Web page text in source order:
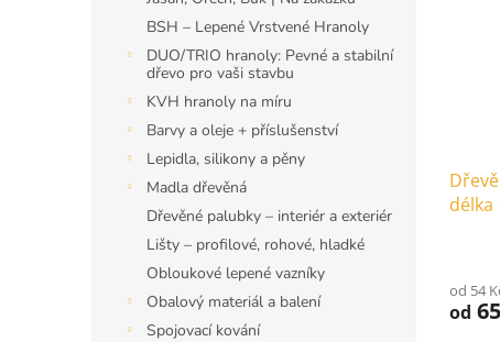
BSH – Lepené Vrstvené Hranoly
DUO/TRIO hranoly: Pevné a stabilní
dřevo pro vaši stavbu
KVH hranoly na míru
Barvy a oleje + příslušenství
Lepidla, silikony a pěny
Madla dřevěná
Dřevěné palubky – interiér a exteriér
Lišty – profilové, rohové, hladké
Obloukové lepené vazníky
Obalový materiál a balení
Spojovací kování
délka
od 54
od